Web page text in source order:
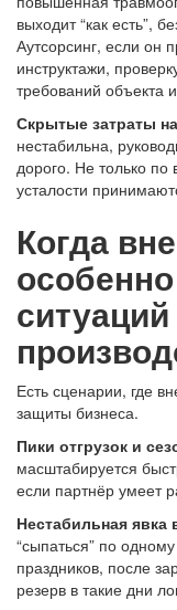
выходит “как есть”,
Аутсорсинг, если он
инструктажи,
требований объекта
Скрытые затраты
нестабильна,
дорого. Не только
усталости
Когда
Есть сценарии, где
защиты бизнеса.
Пики отгрузок и
масштабируется
если партнёр умеет
Нестабильная явка
“сыпаться” по
праздников, после
резерв в такие дни